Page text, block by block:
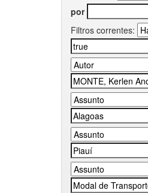
por
Filtros correntes: